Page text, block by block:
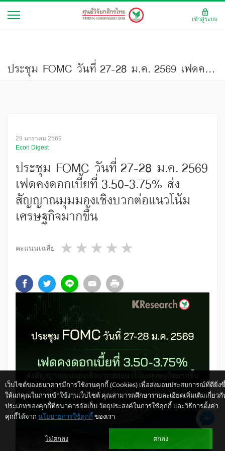
ประชุม FOMC วันที่ 27-28 ม.ค. 2569 เฟดคงดอกเบี้ยที่ 3.50-3.75% ส่งสัญญาณมุมมองเชิงบวกต่อแนวโน้มเศรษฐกิจมากขึ้น
29 มกราคม 2569
Econ Digest
ประชุม FOMC วันที่ 27-28 ม.ค. 2569
เฟดคงดอกเบี้ยที่ 3.50-3.75% ส่ง
สัญญาณมุมมองเชิงบวกต่อแนวโน้ม
เศรษฐกิจมากขึ้น
คะแนนเฉลี่ย 4 stars
3 stars
2 stars
1 star
เว็บไซต์ของธนาคารมีการใช้งานคุกกี้ (Cookies) เพื่อส่งมอบประสบการณ์ที่ดียิ่ง
ให้แก่คุณในการเข้าใช้งานเว็บไซต์ คุณสามารถศึกษารายละเอียดเพิ่มเติมเกี่ยวกั
ประเภทของคุกกี้ที่ธนาคารจัดเก็บ วัตถุประสงค์ในการใช้คุกกี้ และวิธีการตั้งค่า
คุกกี้ได้จาก นโยบายการใช้คุกกี้ ของเรา
ไม่ตกลง ตกลง
เข้าสู่ระบบ